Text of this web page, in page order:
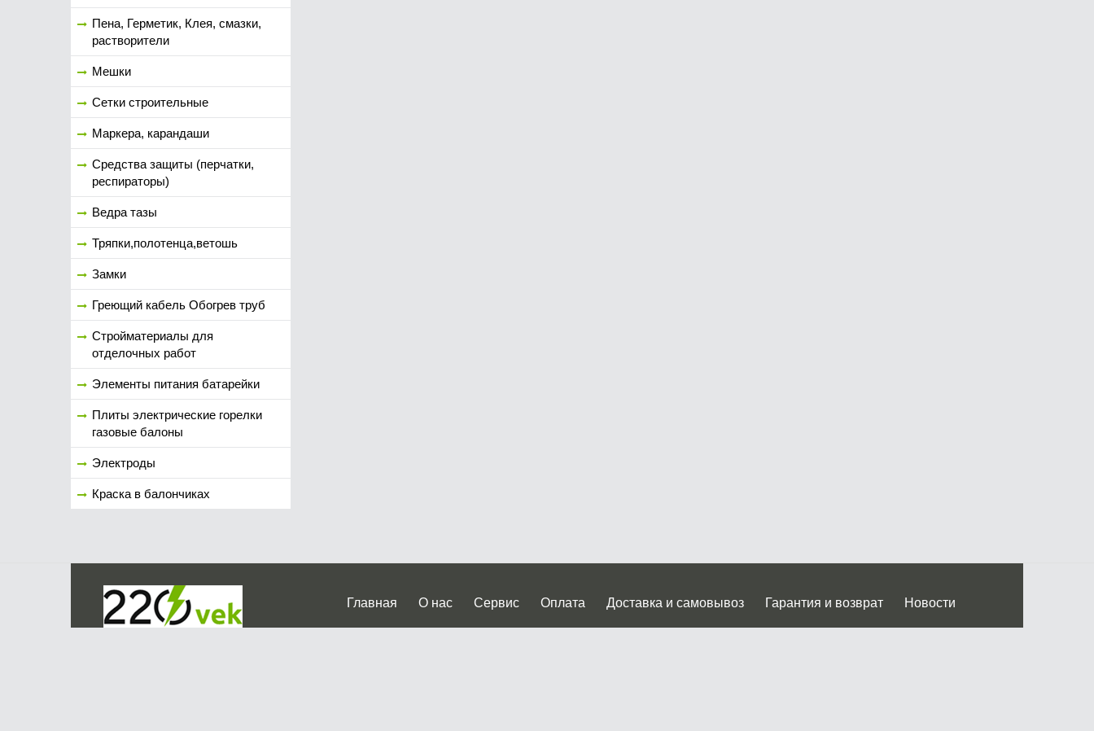
Пена, Герметик, Клея, смазки,
растворители
Мешки
Сетки строительные
Маркера, карандаши
Средства защиты (перчатки,
респираторы)
Ведра тазы
Тряпки,полотенца,ветошь
Замки
Греющий кабель Обогрев труб
Стройматериалы для
отделочных работ
Элементы питания батарейки
Плиты электрические горелки
газовые балоны
Электроды
Краска в балончиках
Главная О нас Сервис Оплата Доставка и самовывоз Гарантия и возврат Новости